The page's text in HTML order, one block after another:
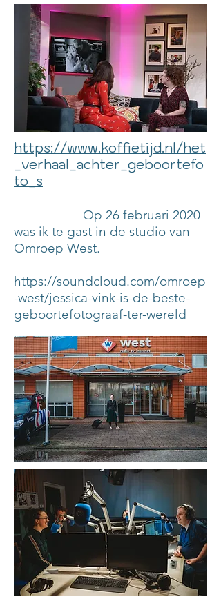
https://www.koffietijd.nl/het
_verhaal_achter_geboortefo
to_s
​ Op 26 februari 2020
was ik te gast in de studio van
Omroep West.
https://soundcloud.com/omroep
-west/jessica-vink-is-de-beste-
geboortefotograaf-ter-wereld